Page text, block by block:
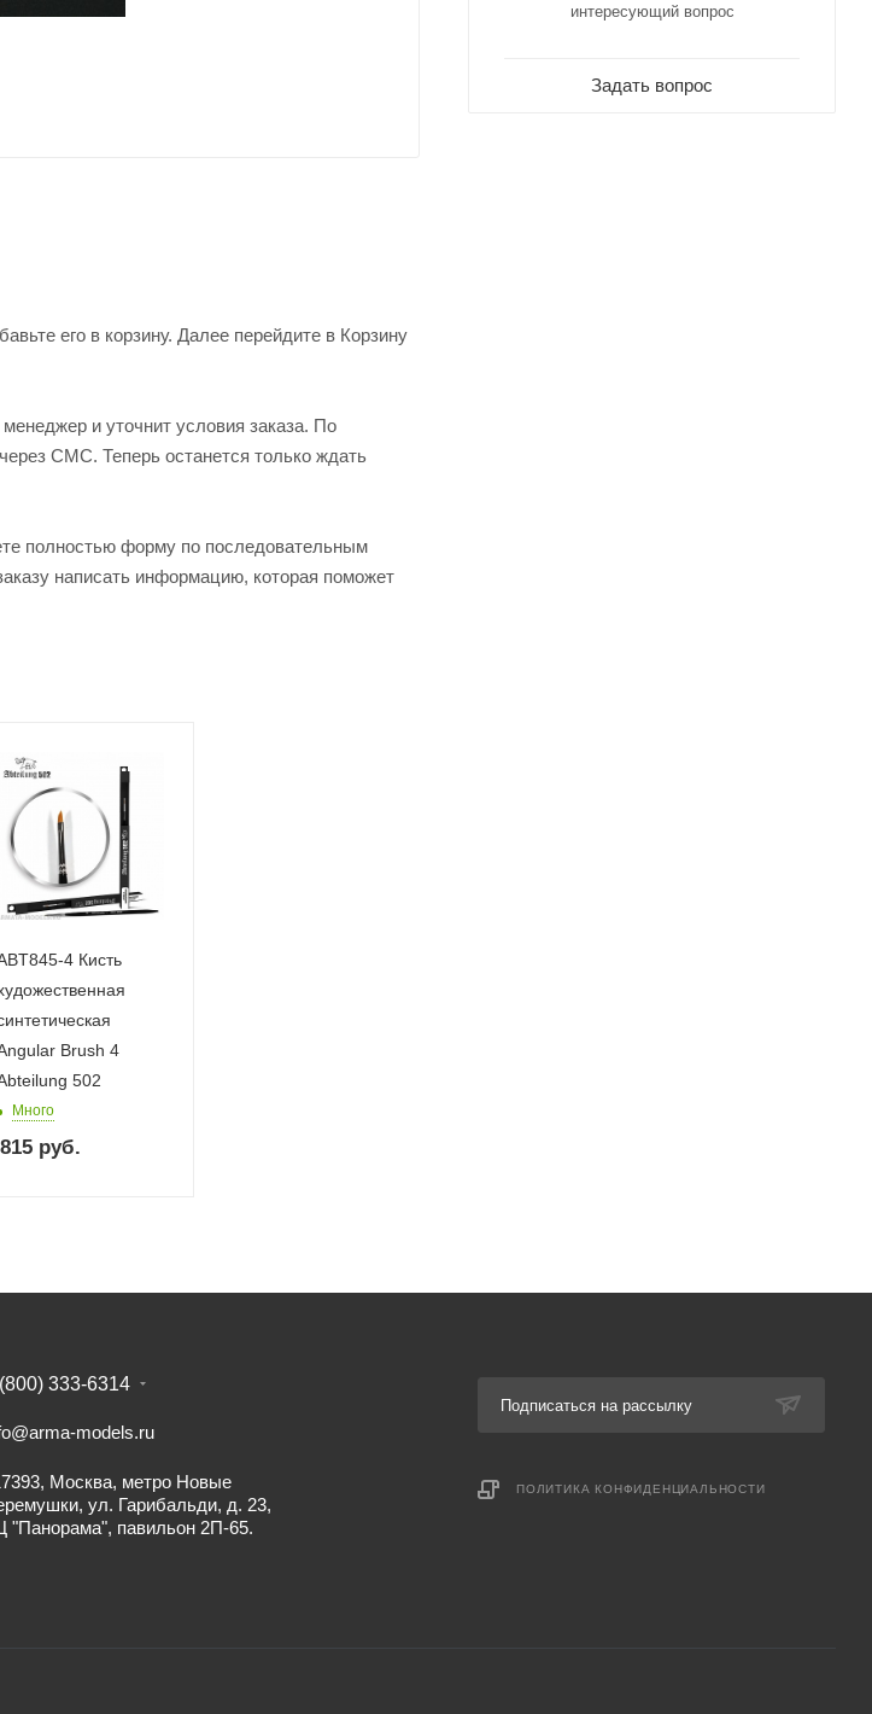
его в корзину. Далее перейдите в Корзину
и уточнит условия заказа. По
СМС. Теперь останется только ждать
полностью форму по последовательным
написать информацию, которая поможет
4 Кисть
Brush 4
502
Много
815 руб.
интересующий вопрос
Задать вопрос
333-6314
models.ru
Москва, метро Новые
ул. Гарибальди, д. 23,
"Панорама", павильон 2П-65.
Подписаться на рассылку
ПОЛИТИКА КОНФИДЕНЦИАЛЬНОСТИ